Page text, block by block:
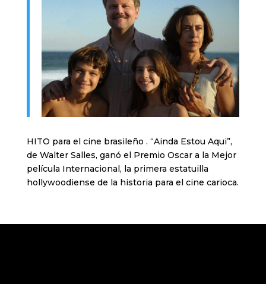
HITO para el cine brasileño . “Ainda Estou Aqui”,
de Walter Salles, ganó el Premio Oscar a la Mejor
película Internacional, la primera estatuilla
hollywoodiense de la historia para el cine carioca.